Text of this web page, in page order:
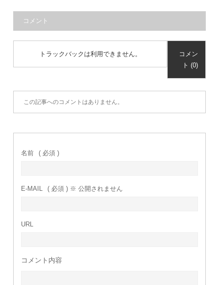
コメント
トラックバックは利用できません。
コメン
ト (0)
この記事へのコメントはありません。
名前 ( 必須 )
E-MAIL ( 必須 ) ※ 公開されません
URL
コメント内容